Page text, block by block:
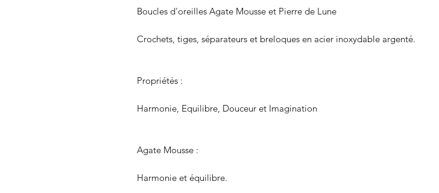
Boucles d'oreilles Agate Mousse et Pierre de Lune
Crochets, tiges, séparateurs et breloques en acier inoxydable argenté.
Propriétés :
Harmonie, Equilibre, Douceur et Imagination
Agate Mousse :
Harmonie et équilibre.